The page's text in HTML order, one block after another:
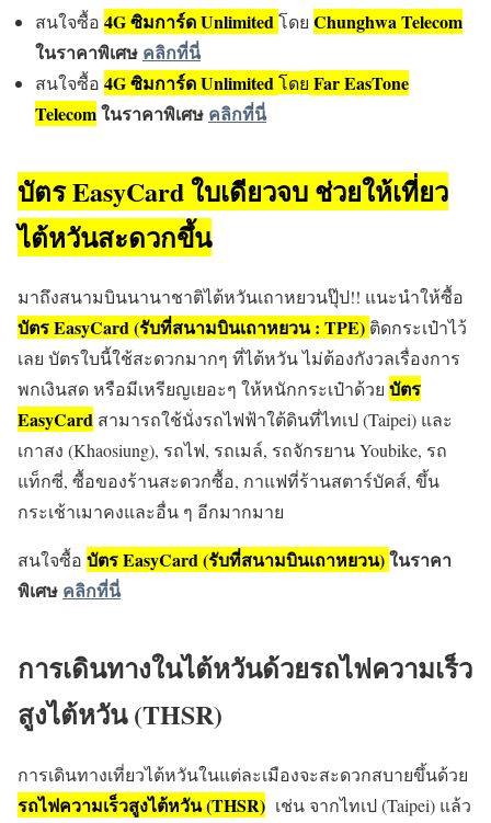
สนใจซื้อ 4G ซิมการ์ด Unlimited โดย Chunghwa Telecom
ในราคาพิเศษ คลิกที่นี่
สนใจซื้อ 4G ซิมการ์ด Unlimited โดย Far EasTone
Telecomในราคาพิเศษ คลิกที่นี่
บัตร EasyCardใบเดียวจบ ช่วยให้เที่ยว
ไต้หวันสะดวกขึ้น
มาถึงสนามบินนานาชาติไต้หวันเถาหยวนปุ๊ป!! แนะนำให้ซื้อ
บัตร EasyCard (รับที่สนามบินเถาหยวน : TPE) ติดกระเป๋าไว้
เลย บัตรใบนี้ใช้สะดวกมากๆ ที่ไต้หวัน ไม่ต้องกังวลเรื่องการ
พกเงินสด หรือมีเหรียญเยอะๆ ให้หนักกระเป๋าด้วย บัตร
EasyCard สามารถใช้นั่งรถไฟฟ้าใต้ดินที่ไทเป (Taipei) และ
เกาสง (Khaosiung), รถไฟ, รถเมล์, รถจักรยาน Youbike, รถ
แท็กซี่, ซื้อของร้านสะดวกซื้อ, กาแฟที่ร้านสตาร์บัคส์, ขึ้น
กระเช้าเมาคงและอื่น ๆ อีกมากมาย
สนใจซื้อ บัตร EasyCard (รับที่สนามบินเถาหยวน)ในราคา
พิเศษ คลิกที่นี่
การเดินทางในไต้หวันด้วยรถไฟความเร็ว
สูงไต้หวัน (THSR)
การเดินทางเที่ยวไต้หวันในแต่ละเมืองจะสะดวกสบายขึ้นด้วย
รถไฟความเร็วสูงไต้หวัน (THSR) เช่น จากไทเป (Taipei) แล้ว